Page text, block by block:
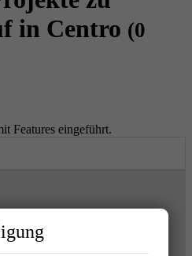
in Centro (0
Features eingeführt.